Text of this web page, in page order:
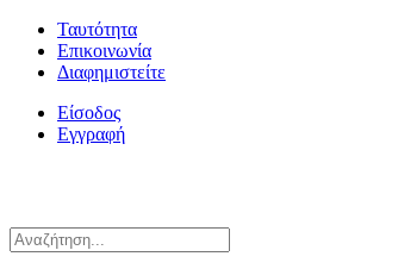
Ταυτότητα
Επικοινωνία
Διαφημιστείτε
Είσοδος
Εγγραφή